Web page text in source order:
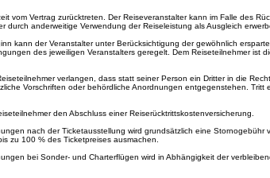
vom Vertrag zurücktreten. Der Reiseveranstalter kann im Falle des
durch anderweitige Verwendung der Reiseleistung als Ausgleich
kann der Veranstalter unter Berücksichtigung der gewöhnlich
des jeweiligen Veranstalters geregelt. Dem Reiseteilnehmer
verlangen, dass statt seiner Person ein Dritter in die
Vorschriften oder behördliche Anordnungen entgegenstehen.
den Abschluss einer Reiserücktrittskostenversicherung.
nach der Ticketausstellung wird grundsätzlich eine
zu 100 % des Ticketpreises ausmachen.
bei Sonder- und Charterflügen wird in Abhängigkeit der